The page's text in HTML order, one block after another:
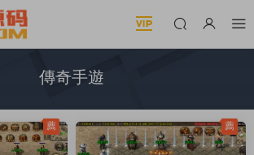
傳奇手遊
薦 薦